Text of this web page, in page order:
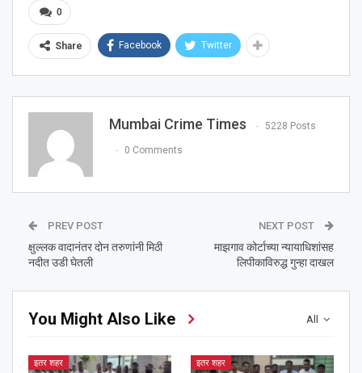
0
Share Facebook Twitter
Mumbai Crime Times 5228 Posts
0 Comments
PREV POST
क्षुल्लक वादानंतर दोन तरुणांनी मिठी
नदीत उडी घेतली
NEXT POST
माझगाव कोर्टाच्या न्यायाधिशांसह
लिपीकाविरुद्ध गुन्हा दाखल
All
You Might Also Like
इतर शहर इतर शहर